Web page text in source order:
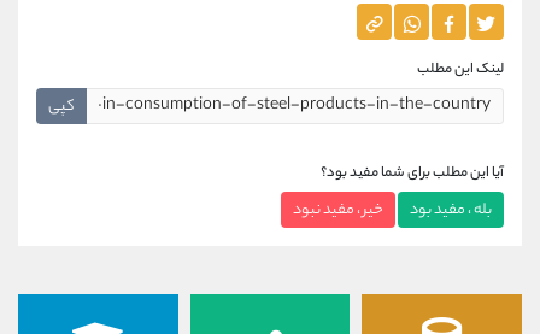
لینک این مطلب
کپی
آیا این مطلب برای شما مفید بود؟
بله ، مفید بود خیر ، مفید نبود